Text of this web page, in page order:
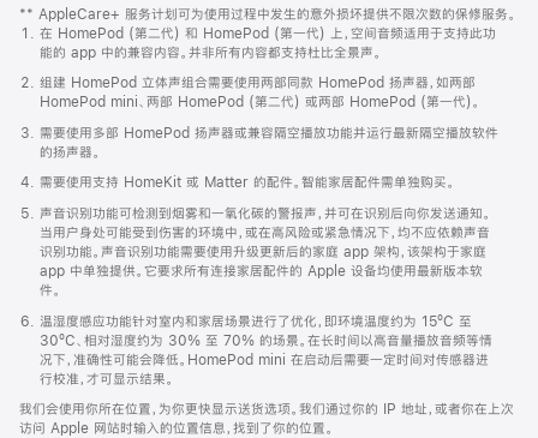
窗
口
中
打
开)
** AppleCare+ 服务计划可为使用过程中发生的意外损坏提供不限次数的保修服务。
在 HomePod (第二代) 和 HomePod (第一代) 上，空间音频适用于支持此功
能的 app 中的兼容内容。并非所有内容都支持杜比全景声。
组建 HomePod 立体声组合需要使用两部同款 HomePod 扬声器，如两部
HomePod mini、两部 HomePod (第二代) 或两部 HomePod (第一代)。
需要使用多部 HomePod 扬声器或兼容隔空播放功能并运行最新隔空播放软件
的扬声器。
需要使用支持 HomeKit 或 Matter 的配件。智能家居配件需单独购买。
声音识别功能可检测到烟雾和一氧化碳的警报声，并可在识别后向你发送通知。
当用户身处可能受到伤害的环境中，或在高风险或紧急情况下，均不应依赖声音
识别功能。声音识别功能需要使用升级更新后的家庭 app 架构，该架构于家庭
app 中单独提供。它要求所有连接家居配件的 Apple 设备均使用最新版本软
件。
温湿度感应功能针对室内和家居场景进行了优化，即环境温度约为 15ºC 至
30ºC、相对湿度约为 30% 至 70% 的场景。在长时间以高音量播放音频等情
况下，准确性可能会降低。HomePod mini 在启动后需要一定时间对传感器进
行校准，才可显示结果。
我们会使用你所在位置，为你更快显示送货选项。我们通过你的 IP 地址，或者你在上次
访问 Apple 网站时输入的位置信息，找到了你的位置。